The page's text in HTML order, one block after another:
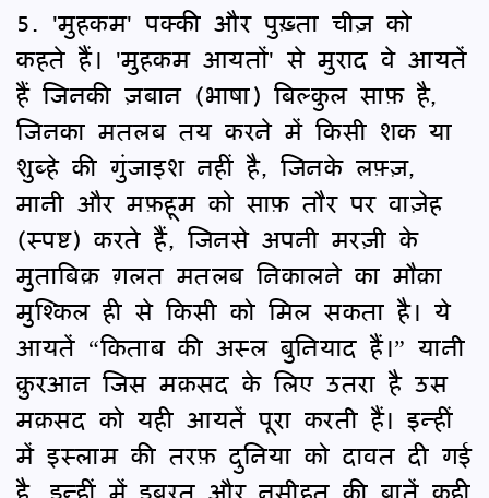
5. 'मुहकम' पक्की और पुख़्ता चीज़ को
कहते हैं। 'मुहकम आयतों' से मुराद वे आयतें
हैं जिनकी ज़बान (भाषा) बिल्कुल साफ़ है,
जिनका मतलब तय करने में किसी शक या
शुब्हे की गुंजाइश नहीं है, जिनके लफ़्ज़,
मानी और मफ़हूम को साफ़ तौर पर वाज़ेह
(स्पष्ट) करते हैं, जिनसे अपनी मरज़ी के
मुताबिक़ ग़लत मतलब निकालने का मौक़ा
मुश्किल ही से किसी को मिल सकता है। ये
आयतें “किताब की अस्ल बुनियाद हैं।” यानी
क़ुरआन जिस मक़सद के लिए उतरा है उस
मक़सद को यही आयतें पूरा करती हैं। इन्हीं
में इस्लाम की तरफ़ दुनिया को दावत दी गई